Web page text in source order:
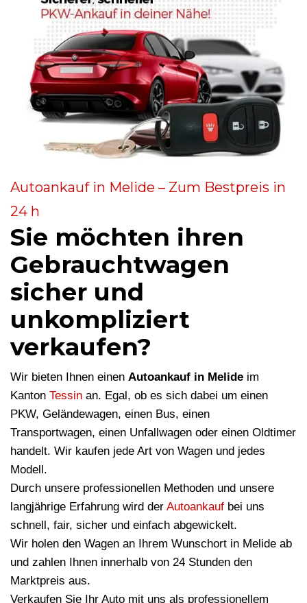
Autoankauf in Melide – Zum Bestpreis in
24 h
Sie möchten ihren
Gebrauchtwagen
sicher und
unkompliziert
verkaufen?
Wir bieten Ihnen einen Autoankauf in Melide im
Kanton Tessin an. Egal, ob es sich dabei um einen
PKW, Geländewagen, einen Bus, einen
Transportwagen, einen Unfallwagen oder einen Oldtimer
handelt. Wir kaufen jede Art von Wagen und jedes
Modell.
Durch unsere professionellen Methoden und unsere
langjährige Erfahrung wird der Autoankauf bei uns
schnell, fair, sicher und einfach abgewickelt.
Wir holen den Wagen an Ihrem Wunschort in Melide ab
und zahlen Ihnen innerhalb von 24 Stunden den
Marktpreis aus.
Verkaufen Sie Ihr Auto mit uns als professionellem